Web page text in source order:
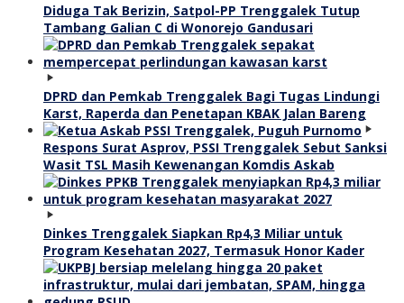
Diduga Tak Berizin, Satpol-PP Trenggalek Tutup
Tambang Galian C di Wonorejo Gandusari
DPRD dan Pemkab Trenggalek Bagi Tugas Lindungi
Karst, Raperda dan Penetapan KBAK Jalan Bareng
Respons Surat Asprov, PSSI Trenggalek Sebut Sanksi
Wasit TSL Masih Kewenangan Komdis Askab
Dinkes Trenggalek Siapkan Rp4,3 Miliar untuk
Program Kesehatan 2027, Termasuk Honor Kader